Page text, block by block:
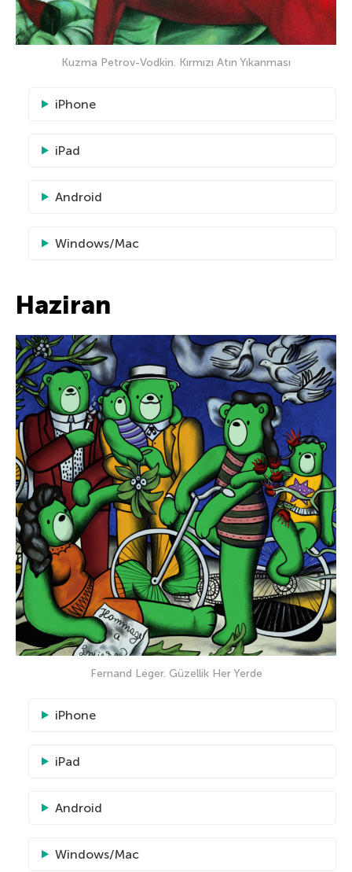
Kuzma Petrov-Vodkin. Kırmızı Atın Yıkanması
iPhone
iPad
Android
Windows/Mac
Haziran
Fernand Léger. Güzellik Her Yerde
iPhone
iPad
Android
Windows/Mac